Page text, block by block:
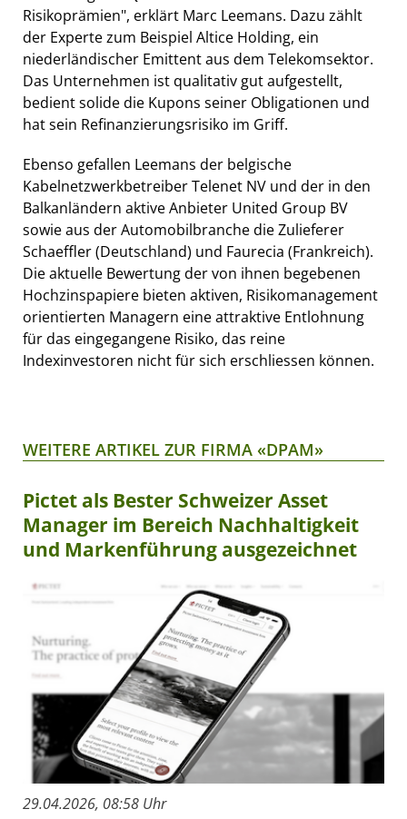
Risikoprämien", erklärt Marc Leemans. Dazu zählt
der Experte zum Beispiel Altice Holding, ein
niederländischer Emittent aus dem Telekomsektor.
Das Unternehmen ist qualitativ gut aufgestellt,
bedient solide die Kupons seiner Obligationen und
hat sein Refinanzierungsrisiko im Griff.
Ebenso gefallen Leemans der belgische
Kabelnetzwerkbetreiber Telenet NV und der in den
Balkanländern aktive Anbieter United Group BV
sowie aus der Automobilbranche die Zulieferer
Schaeffler (Deutschland) und Faurecia (Frankreich).
Die aktuelle Bewertung der von ihnen begebenen
Hochzinspapiere bieten aktiven, Risikomanagement
orientierten Managern eine attraktive Entlohnung
für das eingegangene Risiko, das reine
Indexinvestoren nicht für sich erschliessen können.
WEITERE ARTIKEL ZUR FIRMA «DPAM»
Pictet als Bester Schweizer Asset
Manager im Bereich Nachhaltigkeit
und Markenführung ausgezeichnet
29.04.2026, 08:58 Uhr